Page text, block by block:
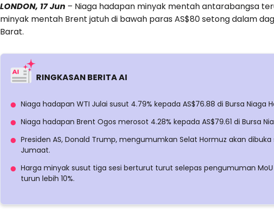
LONDON, 17 Jun – Niaga hadapan minyak mentah antarabangsa
minyak mentah Brent jatuh di bawah paras AS$80 setong dalam
Barat.
RINGKASAN BERITA AI
Niaga hadapan WTI Julai susut 4.79% kepada AS$76.88 di Bursa Niaga
Niaga hadapan Brent Ogos merosot 4.28% kepada AS$79.61 di Bursa
Presiden AS, Donald Trump, mengumumkan Selat Hormuz akan
Jumaat.
Harga minyak susut tiga sesi berturut turut selepas pengumuman
turun lebih 10%.